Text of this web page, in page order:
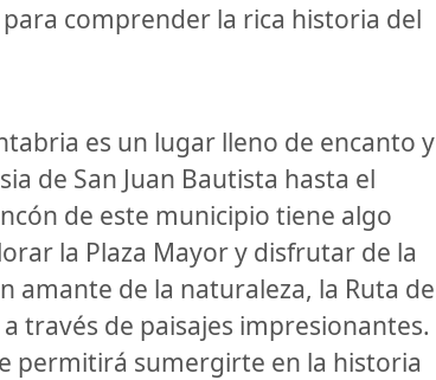
comprender la rica historia del
es un lugar lleno de encanto y
de San Juan Bautista hasta el
de este municipio tiene algo
la Plaza Mayor y disfrutar de la
amante de la naturaleza, la Ruta de
través de paisajes impresionantes.
permitirá sumergirte en la historia